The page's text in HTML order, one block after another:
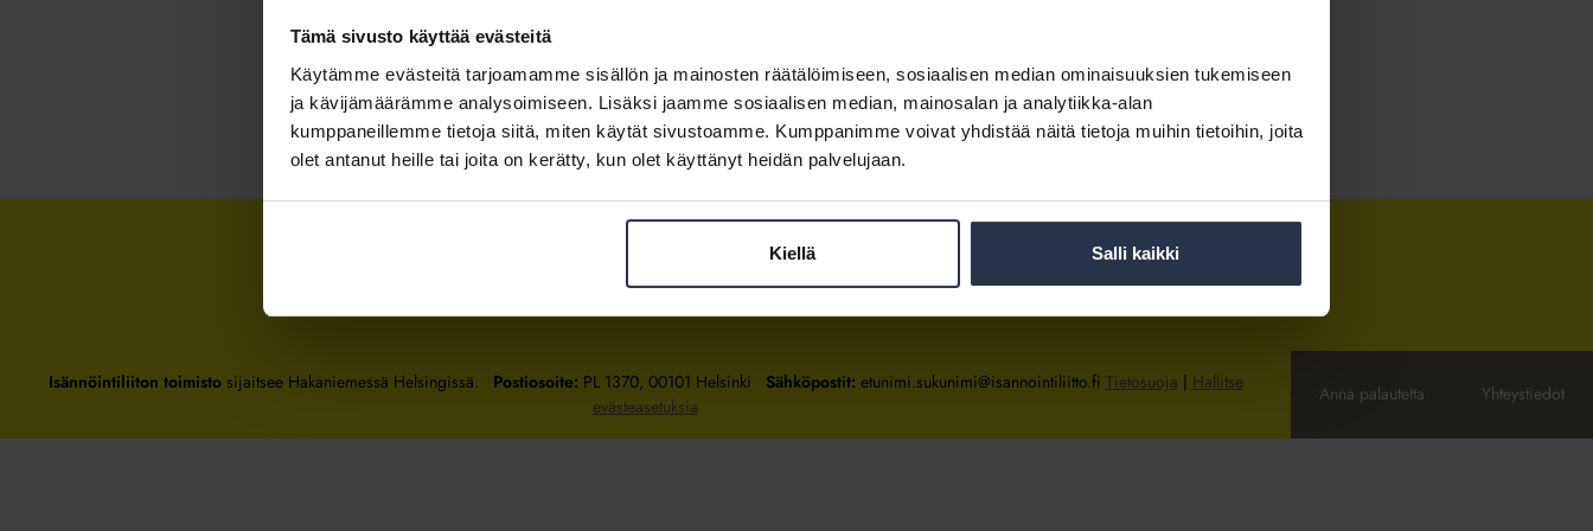
Tämä sivusto käyttää evästeitä
Käytämme evästeitä tarjoamamme sisällön ja mainosten räätälöimiseen, sosiaalisen median ominaisuuksien tukemiseen
ja kävijämäärämme analysoimiseen. Lisäksi jaamme sosiaalisen median, mainosalan ja analytiikka-alan
kumppaneillemme tietoja siitä, miten käytät sivustoamme. Kumppanimme voivat yhdistää näitä tietoja muihin tietoihin, joita
olet antanut heille tai joita on kerätty, kun olet käyttänyt heidän palvelujaan.
Kiellä Salli kaikki
Kirjaudu sisään
Tietoa jäsenyydestä
Isännöintiliiton toimistosijaitsee Hakaniemessä Helsingissä. Postiosoite: PL 1370, 00101 Helsinki Sähköpostit: etunimi.sukunimi@isannointiliitto.fi Tietosuoja | Hallitse
evästeasetuksia
Anna palautetta Yhteystiedot